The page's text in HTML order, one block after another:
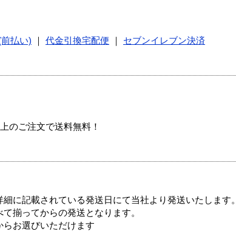
払い) 代金引換宅配便
セブンイレブン決済
のご注文で送料無料！
に記載されている発送日にて当社より発送いたします。
揃ってからの発送となります。
お選びいただけます